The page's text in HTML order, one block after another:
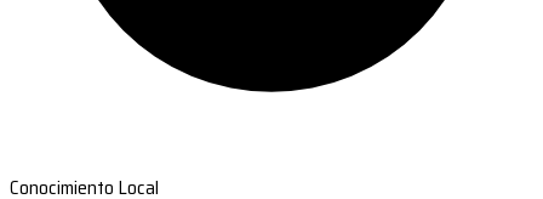
Conocimiento Local